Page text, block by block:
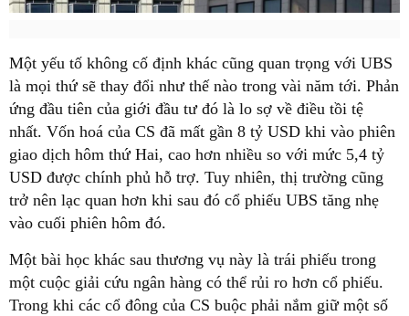
Một yếu tố không cố định khác cũng quan trọng với UBS
là mọi thứ sẽ thay đổi như thế nào trong vài năm tới. Phản
ứng đầu tiên của giới đầu tư đó là lo sợ về điều tồi tệ
nhất. Vốn hoá của CS đã mất gần 8 tỷ USD khi vào phiên
giao dịch hôm thứ Hai, cao hơn nhiều so với mức 5,4 tỷ
USD được chính phủ hỗ trợ. Tuy nhiên, thị trường cũng
trở nên lạc quan hơn khi sau đó cổ phiếu UBS tăng nhẹ
vào cuối phiên hôm đó.
Một bài học khác sau thương vụ này là trái phiếu trong
một cuộc giải cứu ngân hàng có thể rủi ro hơn cổ phiếu.
Trong khi các cổ đông của CS buộc phải nắm giữ một số